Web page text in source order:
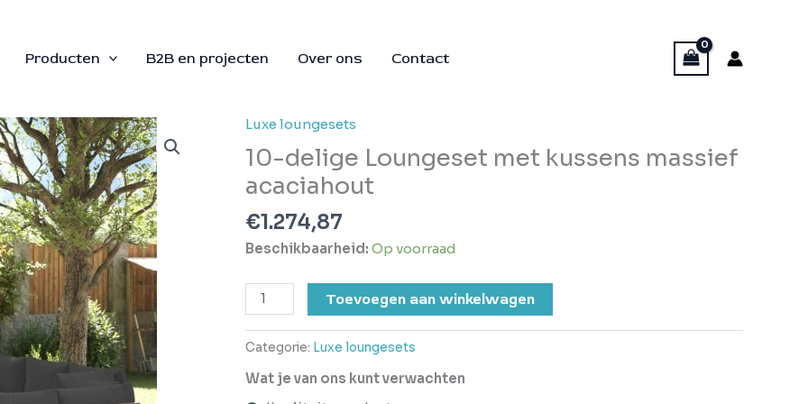
Producten B2B en projecten Over ons Contact
Luxe loungesets
10-delige Loungeset met kussens massief
acaciahout
€1.274,87
Beschikbaarheid: Op voorraad
10-
delige
Loungeset
met
kussens
massief
acaciahout
Toevoegen aan winkelwagen
Categorie: Luxe loungesets
Wat je van ons kunt verwachten